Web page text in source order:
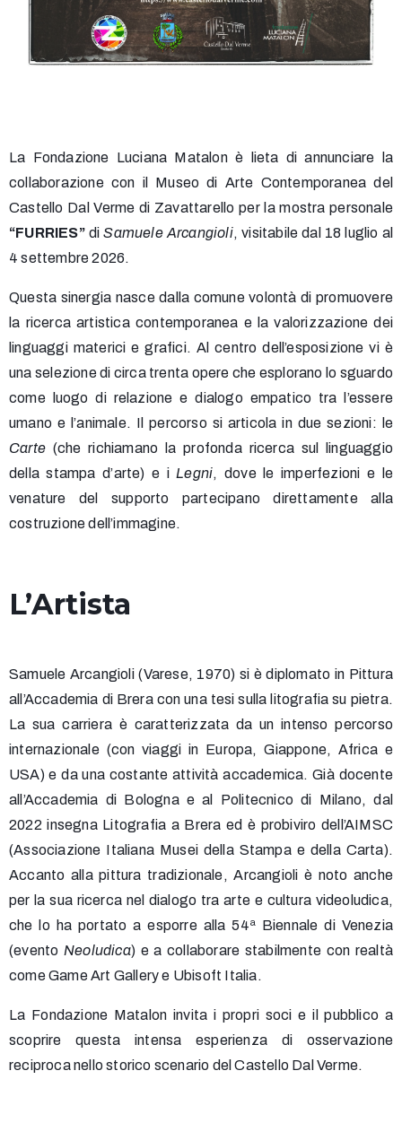
La Fondazione Luciana Matalon è lieta di annunciare la
collaborazione con il Museo di Arte Contemporanea del
Castello Dal Verme di Zavattarello per la mostra personale
“FURRIES”diSamuele Arcangioli, visitabile dal 18 luglio al
4 settembre 2026.
Questa sinergia nasce dalla comune volontà di promuovere
la ricerca artistica contemporanea e la valorizzazione dei
linguaggi materici e grafici. Al centro dell’esposizione vi è
una selezione di circa trenta opere che esplorano lo sguardo
come luogo di relazione e dialogo empatico tra l’essere
umano e l’animale. Il percorso si articola in due sezioni: le
Carte (che richiamano la profonda ricerca sul linguaggio
della stampa d’arte) e i Legni, dove le imperfezioni e le
venature del supporto partecipano direttamente alla
costruzione dell’immagine.
L’Artista
Samuele Arcangioli (Varese, 1970) si è diplomato in Pittura
all’Accademia di Brera con una tesi sulla litografia su pietra.
La sua carriera è caratterizzata da un intenso percorso
internazionale (con viaggi in Europa, Giappone, Africa e
USA) e da una costante attività accademica. Già docente
all’Accademia di Bologna e al Politecnico di Milano, dal
2022 insegna Litografia a Brera ed è probiviro dell’AIMSC
(Associazione Italiana Musei della Stampa e della Carta).
Accanto alla pittura tradizionale, Arcangioli è noto anche
per la sua ricerca nel dialogo tra arte e cultura videoludica,
che lo ha portato a esporre alla 54ª Biennale di Venezia
(evento Neoludica) e a collaborare stabilmente con realtà
come Game Art Gallery e Ubisoft Italia.
La Fondazione Matalon invita i propri soci e il pubblico a
scoprire questa intensa esperienza di osservazione
reciproca nello storico scenario del Castello Dal Verme.